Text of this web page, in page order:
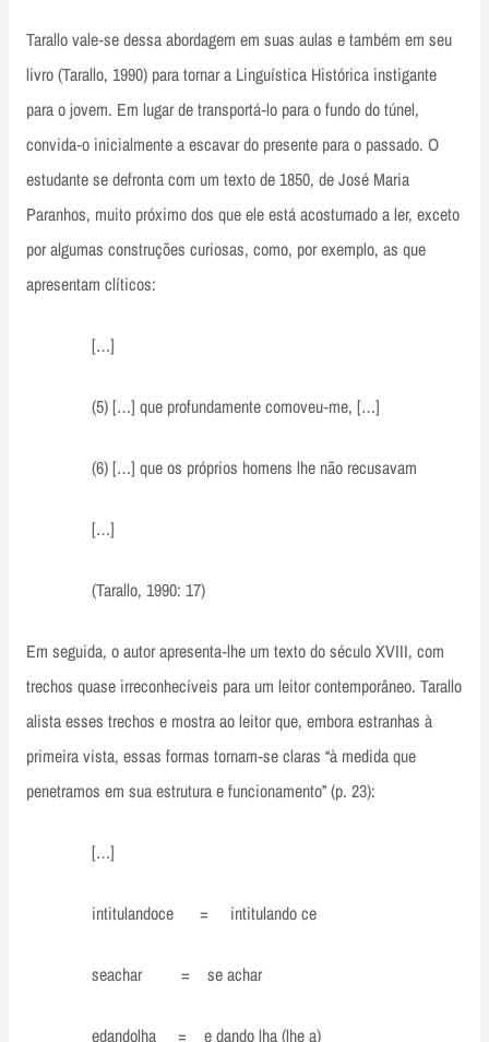
Tarallo vale‑se dessa abordagem em suas aulas e também em seu
livro (Tarallo, 1990) para tornar a Linguística Histórica instigante
para o jovem. Em lugar de transportá‑lo para o fundo do túnel,
convida‑o inicialmente a escavar do presente para o passado. O
estudante se defronta com um texto de 1850, de José Maria
Paranhos, muito próximo dos que ele está acostumado a ler, exceto
por algumas construções curiosas, como, por exemplo, as que
apresentam clíticos:
[…]
(5) […] que profundamente comoveu‑me, […]
(6) […] que os próprios homens lhe não recusavam
[…]
(Tarallo, 1990: 17)
Em seguida, o autor apresenta‑lhe um texto do século XVIII, com
trechos quase irreconhecíveis para um leitor contemporâneo. Tarallo
alista esses trechos e mostra ao leitor que, embora estranhas à
primeira vista, essas formas tornam‑se claras “à medida que
penetramos em sua estrutura e funcionamento” (p. 23):
[…]
intitulandoce = intitulando ce
seachar = se achar
edandolha = e dando lha (lhe a)